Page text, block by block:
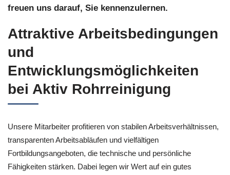
freuen uns darauf, Sie kennenzulernen.
Attraktive Arbeitsbedingungen
und
Entwicklungsmöglichkeiten
bei Aktiv Rohrreinigung
Unsere Mitarbeiter profitieren von stabilen Arbeitsverhältnissen,
transparenten Arbeitsabläufen und vielfältigen
Fortbildungsangeboten, die technische und persönliche
Fähigkeiten stärken. Dabei legen wir Wert auf ein gutes